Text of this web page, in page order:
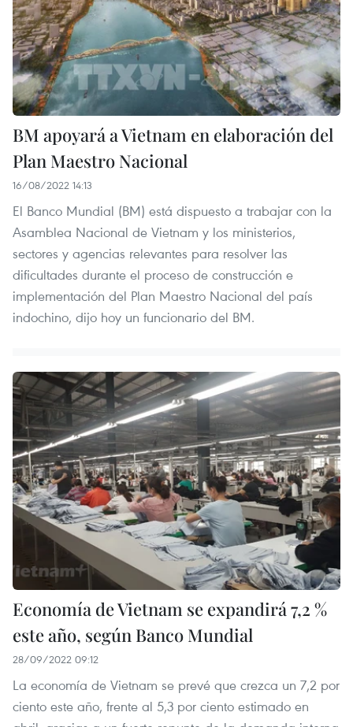
BM apoyará a Vietnam en elaboración del
Plan Maestro Nacional
16/08/2022 14:13
El Banco Mundial (BM) está dispuesto a trabajar con la
Asamblea Nacional de Vietnam y los ministerios,
sectores y agencias relevantes para resolver las
dificultades durante el proceso de construcción e
implementación del Plan Maestro Nacional del país
indochino, dijo hoy un funcionario del BM.
Economía de Vietnam se expandirá 7,2 %
este año, según Banco Mundial
28/09/2022 09:12
La economía de Vietnam se prevé que crezca un 7,2 por
ciento este año, frente al 5,3 por ciento estimado en